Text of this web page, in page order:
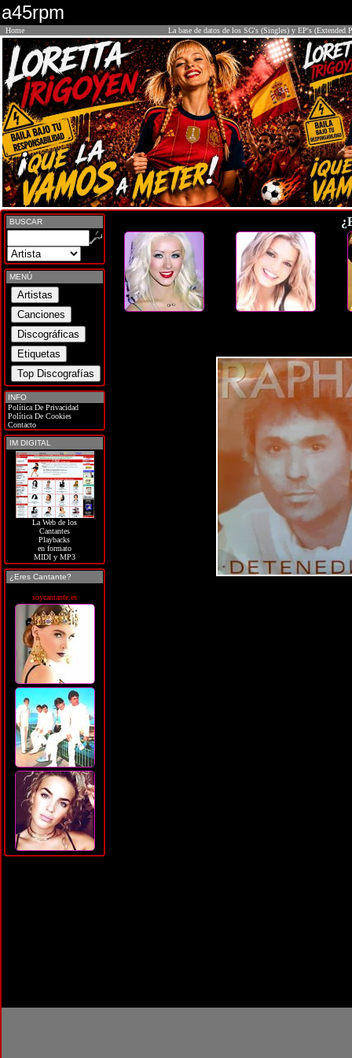
a45rpm
Home La base de datos de los SG's (Singles) y EP's (Extended
BUSCAR
MENÚ
INFO
Política De Privacidad
Política De Cookies
Contacto
IM DIGITAL
La Web de los
Cantantes
Playbacks
en formato
MIDI y MP3
¿Eres Cantante?
soycantante.es